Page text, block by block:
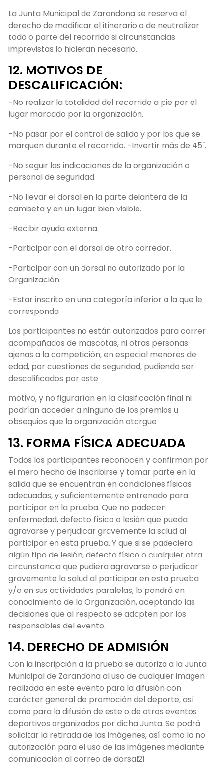
La Junta Municipal de Zarandona se reserva el
derecho de modificar el itinerario o de neutralizar
todo o parte del recorrido si circunstancias
imprevistas lo hicieran necesario.
12. MOTIVOS DE
DESCALIFICACIÓN:
-No realizar la totalidad del recorrido a pie por el
lugar marcado por la organización.
-No pasar por el control de salida y por los que se
marquen durante el recorrido. -Invertir más de 45´.
-No seguir las indicaciones de la organización o
personal de seguridad.
-No llevar el dorsal en la parte delantera de la
camiseta y en un lugar bien visible.
-Recibir ayuda externa.
-Participar con el dorsal de otro corredor.
-Participar con un dorsal no autorizado por la
Organización.
-Estar inscrito en una categoría inferior a la que le
corresponda
Los participantes no están autorizados para correr
acompañados de mascotas, ni otras personas
ajenas a la competición, en especial menores de
edad, por cuestiones de seguridad, pudiendo ser
descalificados por este
motivo, y no figurarían en la clasificación final ni
podrían acceder a ninguno de los premios u
obsequios que la organización otorgue
13. FORMA FÍSICA ADECUADA
Todos los participantes reconocen y confirman por
el mero hecho de inscribirse y tomar parte en la
salida que se encuentran en condiciones físicas
adecuadas, y suficientemente entrenado para
participar en la prueba. Que no padecen
enfermedad, defecto físico o lesión que pueda
agravarse y perjudicar gravemente la salud al
participar en esta prueba. Y que si se padeciera
algún tipo de lesión, defecto físico o cualquier otra
circunstancia que pudiera agravarse o perjudicar
gravemente la salud al participar en esta prueba
y/o en sus actividades paralelas, lo pondrá en
conocimiento de la Organización, aceptando las
decisiones que al respecto se adopten por los
responsables del evento.
14. DERECHO DE ADMISIÓN
Con la inscripción a la prueba se autoriza a la Junta
Municipal de Zarandona al uso de cualquier imagen
realizada en este evento para la difusión con
carácter general de promoción del deporte, así
como para la difusión de este o de otros eventos
deportivos organizados por dicha Junta. Se podrá
solicitar la retirada de las imágenes, así como la no
autorización para el uso de las imágenes mediante
comunicación al correo de dorsal21